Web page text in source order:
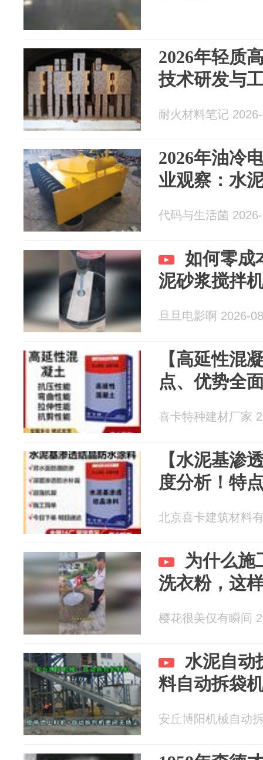
2026年轻质
技术研发与
耐火材料笔记
2026年油冷
业观察：水
代码与生活菌
如何零成
泥砂浆搅拌
旦旦电影啊 2026-
【高延性混
点、优势全
喜卡特种建材厂家
【水泥基渗
度分析！特
北京喜卡建筑材料
为什么施
洗衣粉，这
樱花很美仅有瞬间
水泥自动
料自动拆袋
安丘博阳机械自动